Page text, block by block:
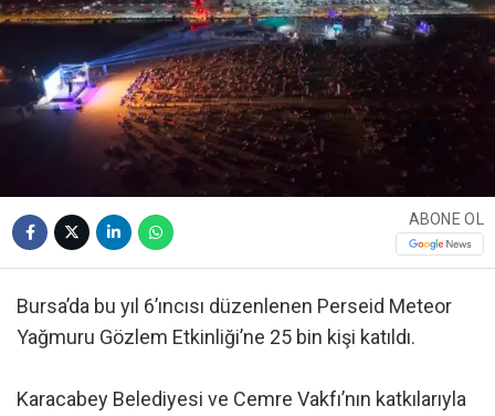
ABONE OL
Bursa’da bu yıl 6’ıncısı düzenlenen Perseid Meteor
Yağmuru Gözlem Etkinliği’ne 25 bin kişi katıldı.
Karacabey Belediyesi ve Cemre Vakfı’nın katkılarıyla